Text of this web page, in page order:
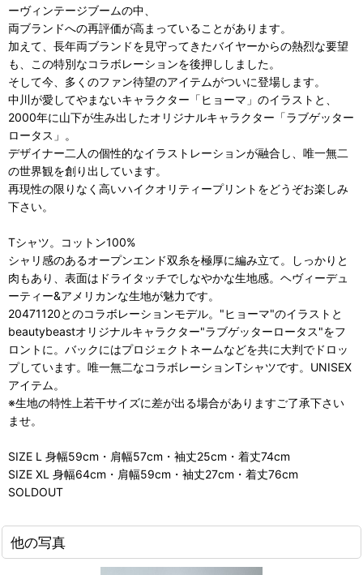
ーヴィンテージブームの中、
両ブランドへの再評価が高まっていることがあります。
加えて、長年両ブランドを見守ってきたバイヤーからの熱烈な要望
も、この特別なコラボレーションを後押ししました。
そして今、多くのファン待望のアイテムがついに登場します。
中川が愛してやまないキャラクター「ヒョーマ」のイラストと、
2000年に山下が生み出したオリジナルキャラクター「ラブゲッター
ロータス」。
デザイナー二人の個性的なイラストレーションが融合し、唯一無二
の世界観を創り出しています。
再現性の限りなく高いハイクオリティープリントをどうぞお楽しみ
下さい。
Tシャツ。コットン100%
シャリ感のあるオープンエンド双糸を極厚に編み立て。しっかりと
肉もあり、表面はドライタッチでしなやかな生地感。ヘヴィーデュ
ーティー&アメリカンな生地が魅力です。
20471120とのコラボレーションモデル。"ヒョーマ"のイラストと
beautybeastオリジナルキャラクター"ラブゲッターロータス"をフ
ロントに。バックにはプロジェクトネームなどを共に大判でドロッ
プしています。唯一無二なコラボレーションTシャツです。UNISEX
アイテム。
※生地の特性上若干サイズに差が出る場合がありますご了承下さい
ませ。
SIZE L 身幅59cm・肩幅57cm・袖丈25cm・着丈74cm
SIZE XL 身幅64cm・肩幅59cm・袖丈27cm・着丈76cm
SOLDOUT
他の写真